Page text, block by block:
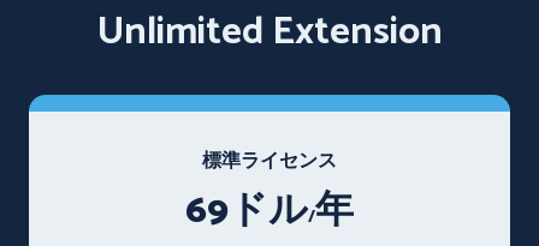
Unlimited Extension
標準ライセンス
69ドル/年